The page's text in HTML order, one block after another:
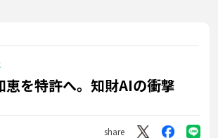
恵を特許へ。知財AIの衝撃
share